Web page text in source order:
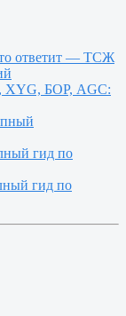
ответит — ТСЖ
XYG, БОР, AGC:
гид по
гид по